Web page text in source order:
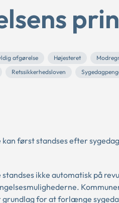
afgørelse Højesteret
Retssikkerhedsloven
først standses efter
ikke automatisk på
grundlag for at forlænge